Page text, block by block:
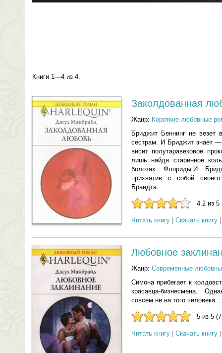
Книги 1—4 из 4.
Заколдованная
Жанр: Короткие любовные
Бриджит Беннинг не
сестрам. И Бриджит знает
висит полутаравековое
лишь найдя старинное
болотах Флориды.И
прихватив с собой
Брандта.
4.2 из 5
Читать книгу Скачать книгу
Любовное
Жанр: Современные
Симона прибегает к
красавца-бизнесмена.
совсем не на того
5 из 5
Читать книгу Скачать книгу